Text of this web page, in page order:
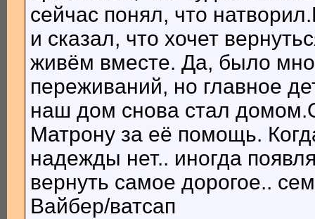
сейчас понял, что
и сказал, что хочет
живём вместе. Да, было
переживаний, но главное
наш дом снова стал
Матрону за её помощь.
надежды нет.. иногда
вернуть самое дорогое..
Вайбер/ватсап